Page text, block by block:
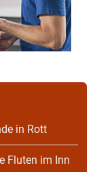
in Rott
Fluten im Inn